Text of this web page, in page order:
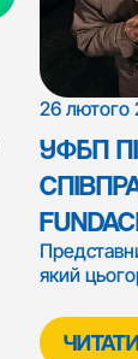
26 лютого
УФБП
який